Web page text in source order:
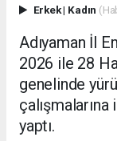
Erkek| Kadın
Adıyaman İl
2026 ile 28
genelinde
yaptı.